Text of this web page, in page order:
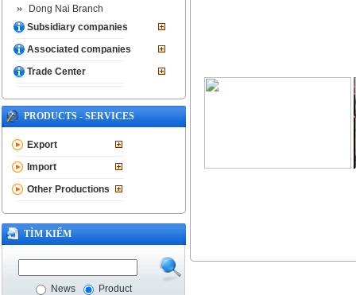
Dong Nai Branch
Subsidiary companies
Associated companies
Trade Center
PRODUCTS - SERVICES
Export
Import
Other Productions
TÌM KIẾM
News Product